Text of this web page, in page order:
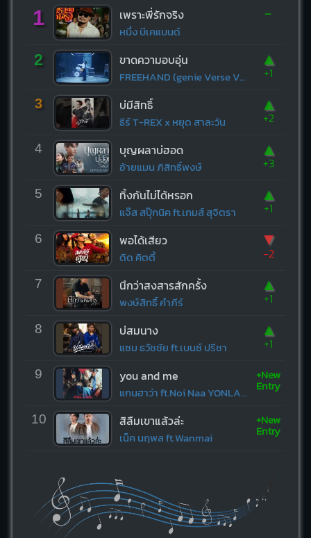
1 เพราะพี่รักจริง
หนึ่ง บีเคแบนด์
-
2 ขาดความอบอุ่น
FREEHAND (genie Verse Vol.1)
▲
+1
3 บ่มีสิทธิ์
ธีร์ T-REX x หยุด สาละวัน
▲
+2
4 บุญผลาบ่ฮอด
อ้ายแมน ภิสิทธิ์พงษ์
▲
+3
5 ทิ้งกันไม่ได้หรอก
แจ๊ส สปุ๊กนิค ft.เกมส์ สุจิตรา
▲
+1
6 พอได้เสียว
ดิด คิตตี้
▼
-2
7 นึกว่าสงสารสักครั้ง
พงษ์สิทธิ์ คำภีร์
▲
+1
8 บ่สมนาง
แซม ธวัชชัย ft.เบนซ์ ปรีชา
▲
+1
9 you and me
แกนฮาว่า ft.Noi Naa YONLAPA
+New
Entry
10 สิลืมเขาแล้วล่ะ
เน็ค นฤพล ft.Wanmai
+New
Entry